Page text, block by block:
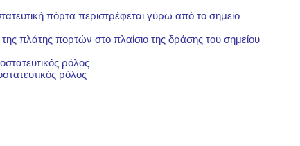
πόρτα περιστρέφεται γύρω από το σημείο
πλάτης πορτών στο πλαίσιο της δράσης του σημείου
ρόλος
ρόλος